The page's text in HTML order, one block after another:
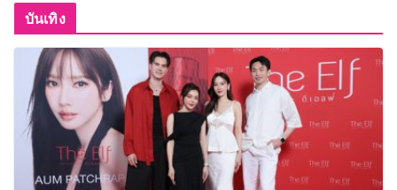
AirAsia X SEE FAH พันธมิตรทางธุรกิจ
ยาวนานกว่า 20 ปี ต่อยอดเสิร์ฟความ
อร่อย ยกเมนูระดับตำนาน “ข้าวหน้าไก่
ราชวงศ์” พุ่งทะยานสู่น่านฟ้า
บันเทิง